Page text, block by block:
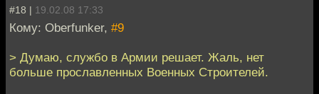
#18 | 19.02.08 17:33
Кому: Oberfunker, #9
> Думаю, службо в Армии решает. Жаль, нет
больше прославленных Военных Строителей.